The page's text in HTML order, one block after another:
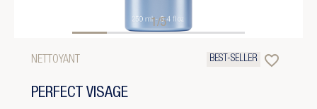
1/5
NETTOYANT BEST-SELLER favorite_border
PERFECT VISAGE